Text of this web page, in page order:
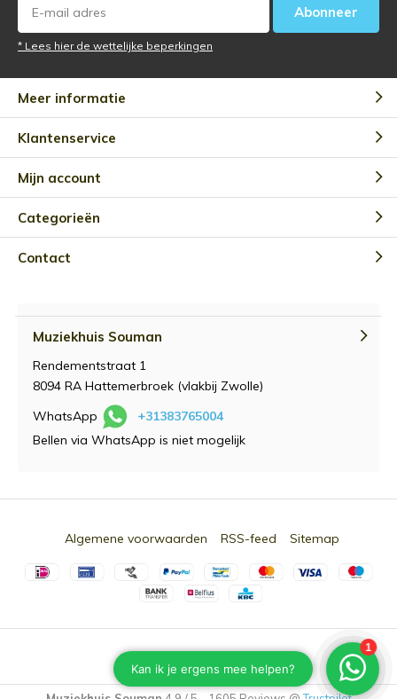
Abonneer
* Lees hier de wettelijke beperkingen
Meer informatie
Klantenservice
Mijn account
Categorieën
Contact
Muziekhuis Souman
Rendementstraat 1
8094 RA Hattemerbroek (vlakbij Zwolle)
WhatsApp
+31383765004
Bellen via WhatsApp is niet mogelijk
© 2026 -Souman.nl
Algemene voorwaarden RSS-feed Sitemap